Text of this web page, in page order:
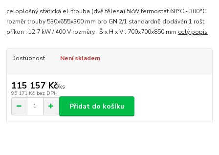
celoplošný statická el. trouba (dvě tělesa) 5kW termostat 60°C - 300°C
rozměr trouby 530x655x300 mm pro GN 2/1 standardně dodáván 1 rošt
příkon : 12,7 kW / 400 V rozměry : Š x H x V : 700x700x850 mm celý popis
Dostupnost Není skladem
115 157 Kč/ks
95 171 Kč bez DPH
Přidat do košíku